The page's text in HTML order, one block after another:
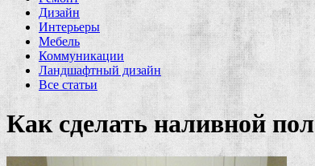
Дизайн
Интерьеры
Мебель
Коммуникации
Ландшафтный дизайн
Все статьи
Как сделать наливной пол